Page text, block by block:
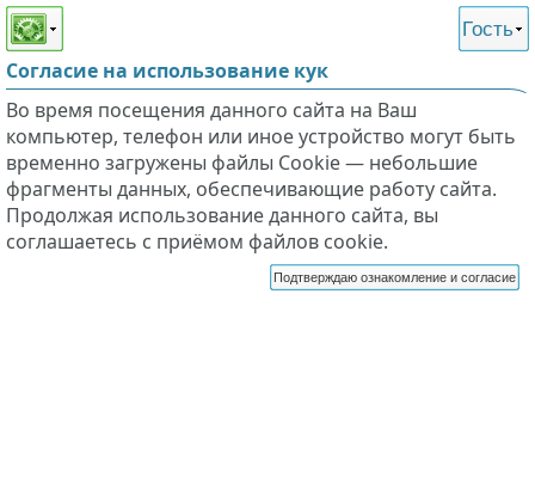
Этот сайт поддерживает
слабовидящих
Гость
Согласие на использование кук
Во время посещения данного сайта на Ваш
компьютер, телефон или иное устройство могут быть
временно загружены файлы Cookie — небольшие
фрагменты данных, обеспечивающие работу сайта.
Продолжая использование данного сайта, вы
соглашаетесь с приёмом файлов cookie.
Подтверждаю ознакомление и согласие